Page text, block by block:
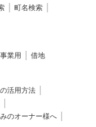
町名検索
事業用 借地
活用方法
のオーナー様へ